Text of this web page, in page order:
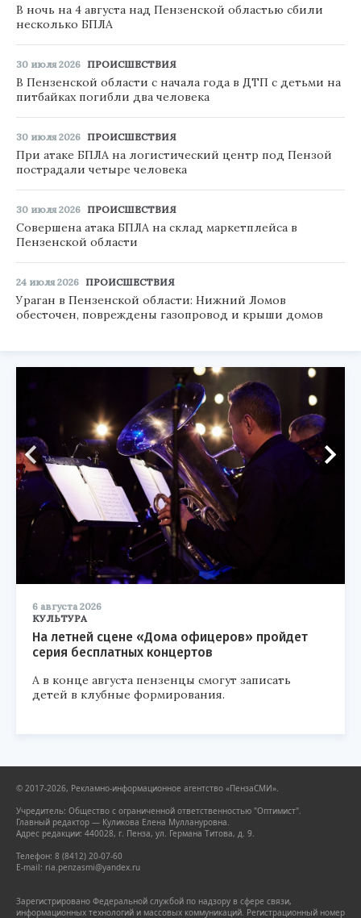
В ночь на 4 августа над Пензенской областью сбили
несколько БПЛА
30 июля 2026 ПРОИСШЕСТВИЯ
В Пензенской области с начала года в ДТП с детьми на
питбайках погибли два человека
30 июля 2026 ПРОИСШЕСТВИЯ
При атаке БПЛА на логистический центр под Пензой
пострадали четыре человека
30 июля 2026 ПРОИСШЕСТВИЯ
Совершена атака БПЛА на склад маркетплейса в
Пензенской области
24 июля 2026 ПРОИСШЕСТВИЯ
Ураган в Пензенской области: Нижний Ломов
обесточен, повреждены газопровод и крыши домов
6 августа 2026
КУЛЬТУРА
На летней сцене «Дома офицеров» пройдет
серия бесплатных концертов
А в конце августа пензенцы смогут записать
детей в клубные формирования.
© 2017-2026, Рекламно-информационное агентство «ПензаСМИ».
Учредитель: Общество с ограниченной ответственностью "Оптимист".
Главный редактор — Куликова Елена Муллануровна.
Адрес редакции: 440028, г. Пенза, ул. Германа Титова, д. 9.
Телефон: 8 (8412) 20-07-60
E-mail: ria.penzasmi@yandex.ru
Зарегистрировано Федеральной службой по надзору в сфере связи,
информационных технологий и массовых коммуникаций. Регистрационный номер